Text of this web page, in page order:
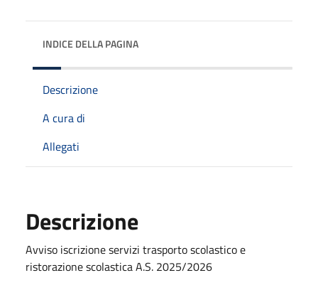
INDICE DELLA PAGINA
Descrizione
A cura di
Allegati
Descrizione
Avviso iscrizione servizi trasporto scolastico e
ristorazione scolastica A.S. 2025/2026